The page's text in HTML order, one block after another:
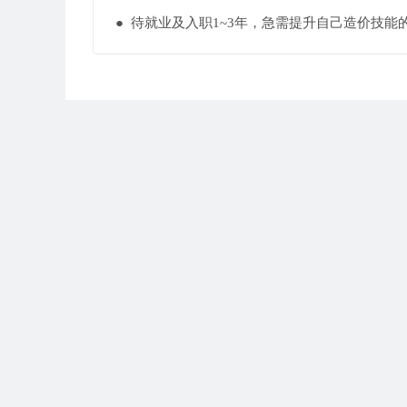
● 待就业及入职1~3年，急需提升自己造价技能